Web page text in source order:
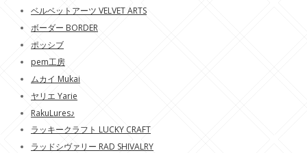
ベルベットアーツ VELVET ARTS
ボーダー BORDER
ポッシブ
pem工房
ムカイ Mukai
ヤリエ Yarie
RakuLures♪
ラッキークラフト LUCKY CRAFT
ラッドシヴァリー RAD SHIVALRY